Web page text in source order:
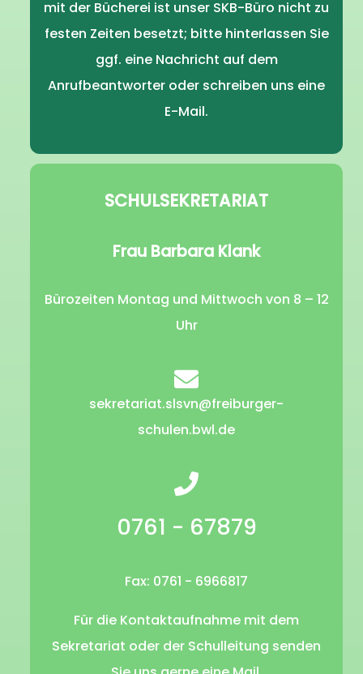
mit der Bücherei ist unser SKB-Büro nicht zu
festen Zeiten besetzt; bitte hinterlassen Sie
ggf. eine Nachricht auf dem
Anrufbeantworter oder schreiben uns eine
E-Mail.
SCHULSEKRETARIAT
Frau Barbara Klank
Bürozeiten Montag und Mittwoch von 8 – 12
Uhr
sekretariat.slsvn@freiburger-
schulen.bwl.de
0761 - 67879
Fax: 0761 - 6966817
Für die Kontaktaufnahme mit dem
Sekretariat oder der Schulleitung senden